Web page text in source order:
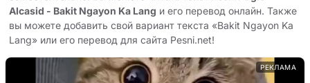
Alcasid - Bakit Ngayon Ka Lang и его перевод онлайн. Также
вы можете добавить свой вариант текста «Bakit Ngayon Ka
Lang» или его перевод для сайта Pesni.net!
РЕКЛАМА